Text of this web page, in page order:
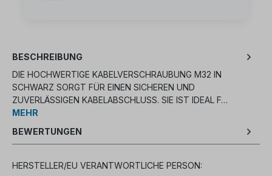
BESCHREIBUNG
DIE HOCHWERTIGE KABELVERSCHRAUBUNG M32 IN
SCHWARZ SORGT FÜR EINEN SICHEREN UND
ZUVERLÄSSIGEN KABELABSCHLUSS. SIE IST IDEAL F…
MEHR
BEWERTUNGEN
HERSTELLER/EU VERANTWORTLICHE PERSON: